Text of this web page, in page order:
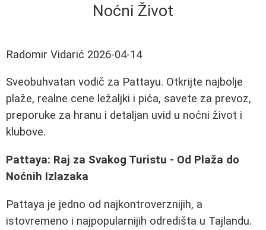
Noćni Život
Radomir Vidarić 2026-04-14
Sveobuhvatan vodič za Pattayu. Otkrijte najbolje
plaže, realne cene ležaljki i pića, savete za prevoz,
preporuke za hranu i detaljan uvid u noćni život i
klubove.
Pattaya: Raj za Svakog Turistu - Od Plaža do
Noćnih Izlazaka
Pattaya je jedno od najkontroverznijih, a
istovremeno i najpopularnijih odredišta u Tajlandu.